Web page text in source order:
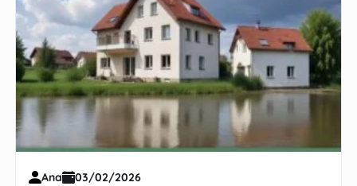
Ana 03/02/2026